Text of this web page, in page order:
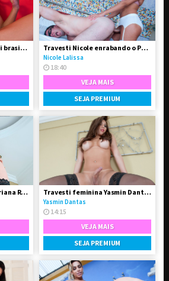
PROSSEGUIR
Camilli Andrade travesti brasileira bem dotada de pau Travesti Nicole enrabando o Paulo
Nicole Lalissa
18:40
VEJA MAIS
SEJA PREMIUM
Traveco bem dotado Adriana Rodrigues Travesti feminina Yasmin Dantas se exibindo na live
Yasmin Dantas
14:15
VEJA MAIS
SEJA PREMIUM